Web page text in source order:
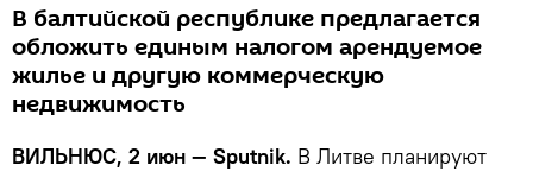
В балтийской республике предлагается
обложить единым налогом арендуемое
жилье и другую коммерческую
недвижимость
ВИЛЬНЮС, 2 июн — Sputnik. В Литве планируют